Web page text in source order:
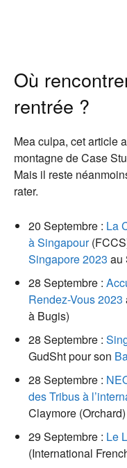
Où
rentrée ?
Mea culpa, cet article
montagne de Case
Mais il reste
rater.
20 Septembre : La
à Singapour
Singapore 2023 au
28 Septembre :
Rendez-Vous 2023
à Bugis)
28 Septembre :
GudSht pour son
28 Septembre :
des Tribus à
Claymore (Orchard)
29 Septembre : Le
(International